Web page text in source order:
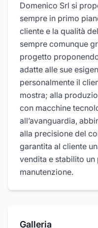
Domenico Srl si
sempre in primo
cliente e la qualità
sempre comunque
progetto
adatte alle sue
personalmente il
mostra; alla
con macchine
all’avanguardia,
alla precisione del
garantita al cliente
vendita e stabilito
manutenzione.
Galleria